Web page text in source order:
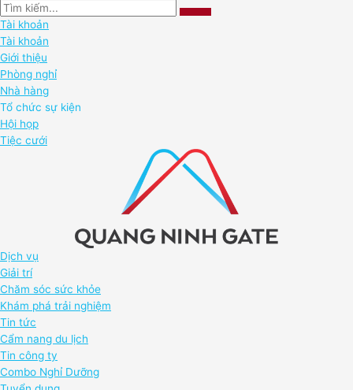
Tài khoản
Tài khoản
Giới thiệu
Phòng nghỉ
Nhà hàng
Tổ chức sự kiện
Hội họp
Tiệc cưới
Dịch vụ
Giải trí
Chăm sóc sức khỏe
Khám phá trải nghiệm
Tin tức
Cẩm nang du lịch
Tin công ty
Combo Nghỉ Dưỡng